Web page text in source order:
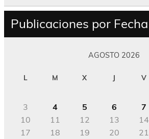
Publicaciones por Fecha
AGOSTO 2026
L M X J V
3
4 5 6 7
10
11 12 13 14
17
18 19 20 21